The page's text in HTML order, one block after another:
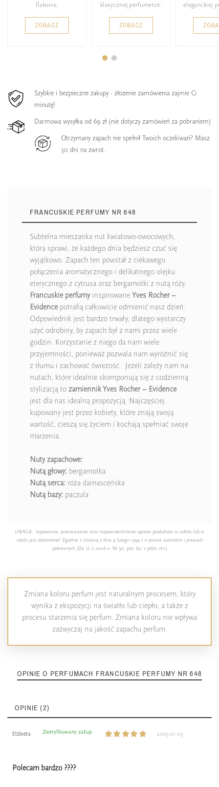
flakonie.
ZOBACZ
klasycznej perfumetce.
ZOBACZ
eleganckiej
Szybkie i bezpieczne zakupy - złożenie zamówienia zajmie Ci
minutę!
Darmowa wysyłka od 69 zł (nie dotyczy zamówień za pobraniem)
Otrzymany zapach nie spełnił Twoich oczekiwań? Masz
30 dni na zwrot.
FRANCUSKIE PERFUMY NR 648
Subtelna mieszanka nut kwiatowo-owocowych,
która sprawi, że każdego dnia będziesz czuć się
wyjątkowo. Zapach ten powstał z ciekawego
połączenia aromatycznego i delikatnego olejku
eterycznego z cytrusa oraz bergamotki z nutą róży.
Francuskie perfumyinspirowane Yves Rocher –
Evidencepotrafią całkowicie odmienić nasz dzień.
Odpowiednik jest bardzo trwały, dlatego wystarczy
użyć odrobiny, by zapach był z nami przez wiele
godzin. Korzystanie z niego da nam wiele
przyjemności, ponieważ pozwala nam wyróżnić się
z tłumu i zachować świeżość. Jeżeli zależy nam na
nutach, które idealnie skomponują się z codzienną
stylizacją to zamiennik Yves Rocher – Evidence
jest dla nas idealną propozycją. Najczęściej
kupowany jest przez kobiety, które znają swoją
wartość, cieszą się życiem i kochają spełniać swoje
marzenia.
Nuty zapachowe:
Nutą głowy: bergamotka
Nutą serca: róża damasceńska
Nutą bazy: paczula
UWAGA - kopiowanie, przetwarzanie oraz rozpowszechnianie opisów produktów w całości lub w
części jest zabronione! Zgodnie z Ustawą z dnia 4 lutego 1994 r. o prawie autorskim i prawach
pokrewnych (Dz. U. z 2006 e. Nr 90, poz. 631 z późn. zm.)
Zmiana koloru perfum jest naturalnym procesem, który
wynika z ekspozycji na światło lub ciepło, a także z
procesu starzenia się perfum. Zmiana koloru nie wpływa
zazwyczaj na jakość zapachu perfum.
OPINIE O PERFUMACH FRANCUSKIE PERFUMY NR 648
OPINIE (2)
Elżbieta Zweryfikowany zakup 2025-01-23
Polecam bardzo ????